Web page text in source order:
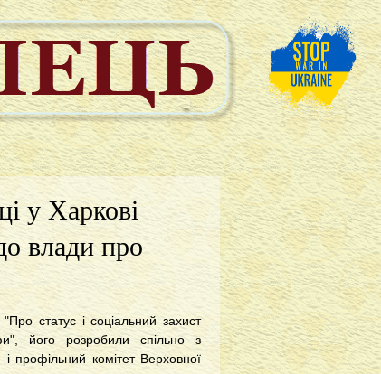
у Харкові
влади про
статус і соціальний захист
його розробили спільно з
профільний комітет Верховної